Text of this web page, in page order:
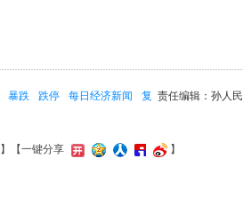
责任编辑：孙人民
暴跌 跌停 每日经济新闻
复
】 【一键分享 】